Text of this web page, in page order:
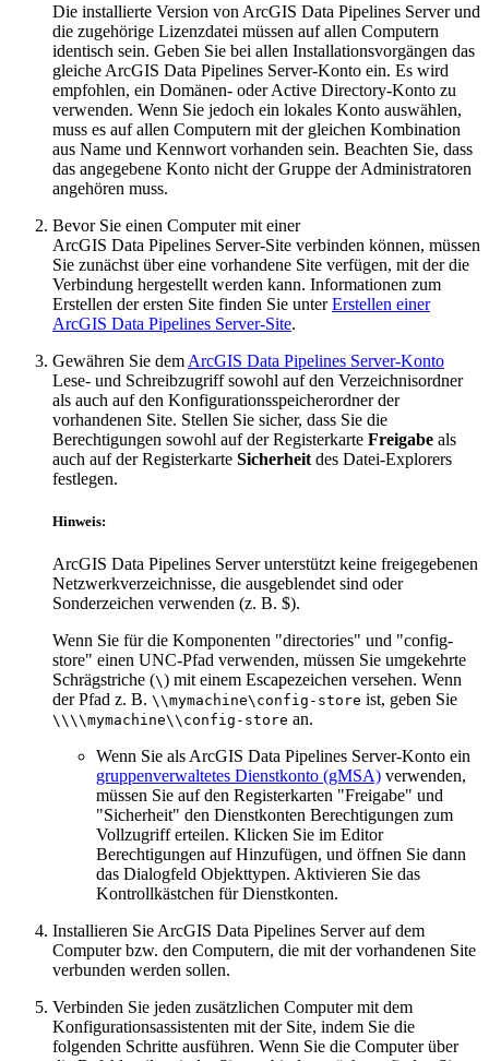
Die installierte Version von ArcGIS Data Pipelines Server und
die zugehörige Lizenzdatei müssen auf allen Computern
identisch sein. Geben Sie bei allen Installationsvorgängen das
gleiche ArcGIS Data Pipelines Server-Konto ein. Es wird
empfohlen, ein Domänen- oder Active Directory-Konto zu
verwenden. Wenn Sie jedoch ein lokales Konto auswählen,
muss es auf allen Computern mit der gleichen Kombination
aus Name und Kennwort vorhanden sein. Beachten Sie, dass
das angegebene Konto nicht der Gruppe der Administratoren
angehören muss.
Bevor Sie einen Computer mit einer
ArcGIS Data Pipelines Server-Site verbinden können, müssen
Sie zunächst über eine vorhandene Site verfügen, mit der die
Verbindung hergestellt werden kann. Informationen zum
Erstellen der ersten Site finden Sie unterErstellen einer
ArcGIS Data Pipelines Server-Site.
Gewähren Sie dem ArcGIS Data Pipelines Server-Konto
Lese- und Schreibzugriff sowohl auf den Verzeichnisordner
als auch auf den Konfigurationsspeicherordner der
vorhandenen Site. Stellen Sie sicher, dass Sie die
Berechtigungen sowohl auf der Registerkarte Freigabe als
auch auf der Registerkarte Sicherheit des Datei-Explorers
festlegen.
Hinweis:
ArcGIS Data Pipelines Server unterstützt keine freigegebenen
Netzwerkverzeichnisse, die ausgeblendet sind oder
Sonderzeichen verwenden (z. B. $).
Wenn Sie für die Komponenten "directories" und "config-
store" einen UNC-Pfad verwenden, müssen Sie umgekehrte
Schrägstriche (\) mit einem Escapezeichen versehen. Wenn
der Pfad z. B. \\mymachine\config-store ist, geben Sie
\\\\mymachine\\config-store an.
Wenn Sie als ArcGIS Data Pipelines Server-Konto ein
gruppenverwaltetes Dienstkonto (gMSA) verwenden,
müssen Sie auf den Registerkarten "Freigabe" und
"Sicherheit" den Dienstkonten Berechtigungen zum
Vollzugriff erteilen. Klicken Sie im Editor
Berechtigungen auf Hinzufügen, und öffnen Sie dann
das Dialogfeld Objekttypen. Aktivieren Sie das
Kontrollkästchen für Dienstkonten.
Installieren Sie ArcGIS Data Pipelines Server auf dem
Computer bzw. den Computern, die mit der vorhandenen Site
verbunden werden sollen.
Verbinden Sie jeden zusätzlichen Computer mit dem
Konfigurationsassistenten mit der Site, indem Sie die
folgenden Schritte ausführen. Wenn Sie die Computer über